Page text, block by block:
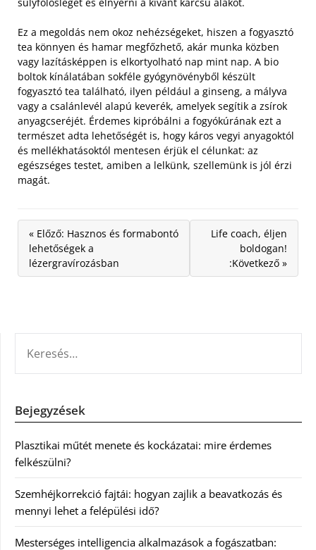
Ez a megoldás nem okoz nehézségeket, hiszen a fogyasztó
tea könnyen és hamar megfőzhető, akár munka közben
vagy lazításképpen is elkortyolható nap mint nap. A bio
boltok kínálatában sokféle gyógynövényből készült
fogyasztó tea található, ilyen például a ginseng, a mályva
vagy a csalánlevél alapú keverék, amelyek segítik a zsírok
anyagcseréjét. Érdemes kipróbálni a fogyókúrának ezt a
természet adta lehetőségét is, hogy káros vegyi anyagoktól
és mellékhatásoktól mentesen érjük el célunkat: az
egészséges testet, amiben a lelkünk, szellemünk is jól érzi
magát.
« Előző: Hasznos és formabontó
lehetőségek a
lézergravírozásban
Life coach, éljen
boldogan!
:Következő »
Bejegyzések
Plasztikai műtét menete és kockázatai: mire érdemes
felkészülni?
Szemhéjkorrekció fajtái: hogyan zajlik a beavatkozás és
mennyi lehet a felépülési idő?
Mesterséges intelligencia alkalmazások a fogászatban: